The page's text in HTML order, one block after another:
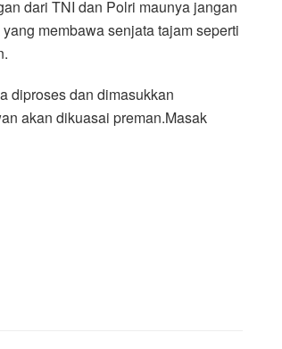
dari TNI dan Polri maunya jangan
membawa senjata tajam seperti
diproses dan dimasukkan
akan dikuasai preman.Masak